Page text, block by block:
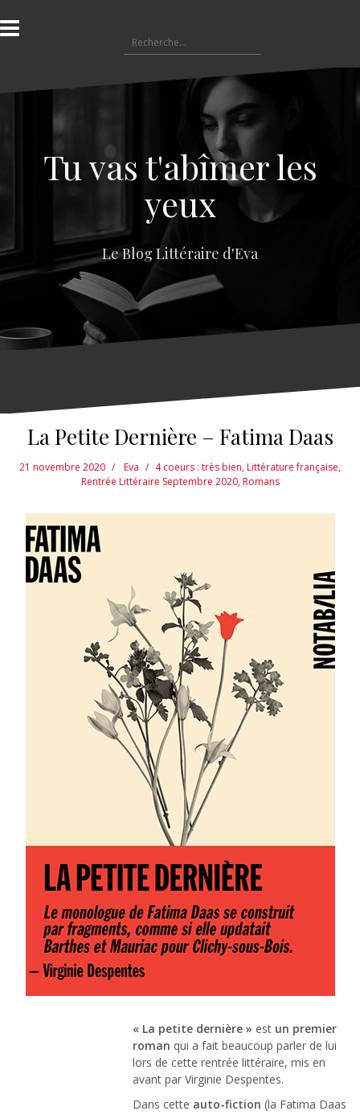
l
a
e
e
Tu vas t'abîmer les
yeux
Le Blog Littéraire d'Eva
La Petite Dernière – Fatima Daas
21 novembre 2020 Eva 4 coeurs : très bien,Littérature française,
Rentrée Littéraire Septembre 2020,Romans
« La petite dernière » est un premier
roman qui a fait beaucoup parler de lui
lors de cette rentrée littéraire, mis en
avant par Virginie Despentes.
Dans cette auto-fiction (la Fatima Daas